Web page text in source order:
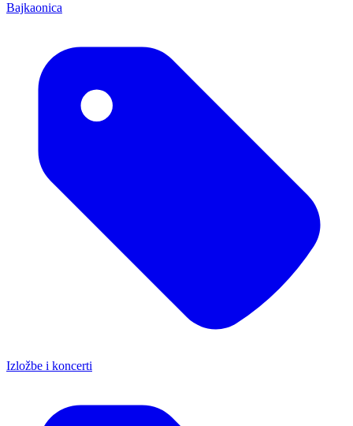
Bajkaonica
Izložbe i koncerti